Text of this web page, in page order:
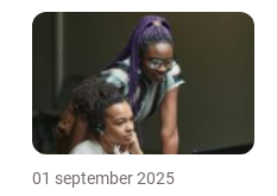
01 september 2025